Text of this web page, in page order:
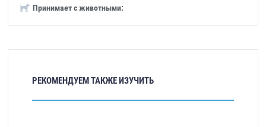
Принимает с животными:
РЕКОМЕНДУЕМ ТАКЖЕ ИЗУЧИТЬ